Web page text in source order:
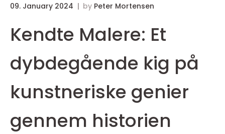
09. January 2024 by Peter Mortensen
Kendte Malere: Et
dybdegående kig på
kunstneriske genier
gennem historien